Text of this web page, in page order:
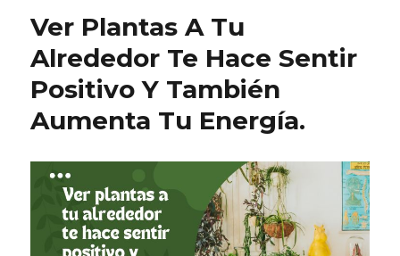
Ver Plantas A Tu
Alrededor Te Hace Sentir
Positivo Y También
Aumenta Tu Energía.